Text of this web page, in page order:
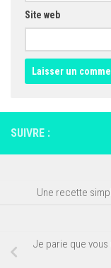
Site web
SUIVRE :
Une recette
Je parie que